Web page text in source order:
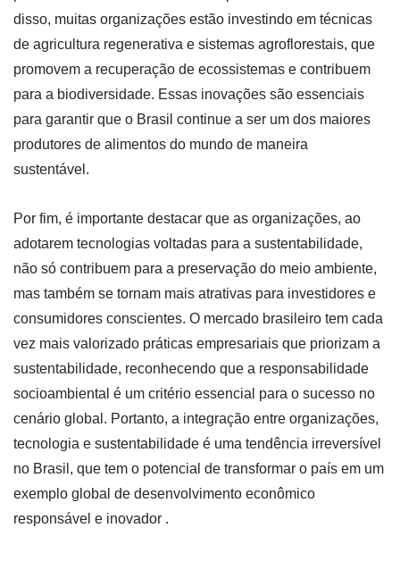
disso, muitas organizações estão investindo em técnicas
de agricultura regenerativa e sistemas agroflorestais, que
promovem a recuperação de ecossistemas e contribuem
para a biodiversidade. Essas inovações são essenciais
para garantir que o Brasil continue a ser um dos maiores
produtores de alimentos do mundo de maneira
sustentável.
Por fim, é importante destacar que as organizações, ao
adotarem tecnologias voltadas para a sustentabilidade,
não só contribuem para a preservação do meio ambiente,
mas também se tornam mais atrativas para investidores e
consumidores conscientes. O mercado brasileiro tem cada
vez mais valorizado práticas empresariais que priorizam a
sustentabilidade, reconhecendo que a responsabilidade
socioambiental é um critério essencial para o sucesso no
cenário global. Portanto, a integração entre organizações,
tecnologia e sustentabilidade é uma tendência irreversível
no Brasil, que tem o potencial de transformar o país em um
exemplo global de desenvolvimento econômico
responsável e inovador .